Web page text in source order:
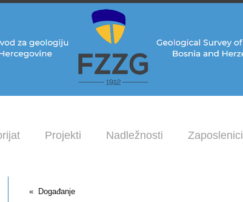
Projekti Nadležnosti Zaposlenici
Događanje